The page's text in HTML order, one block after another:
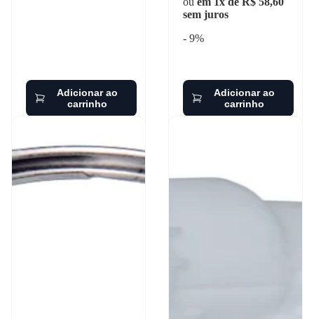
Adicionar ao
carrinho
sem juros
- 9%
Adicionar ao
carrinho